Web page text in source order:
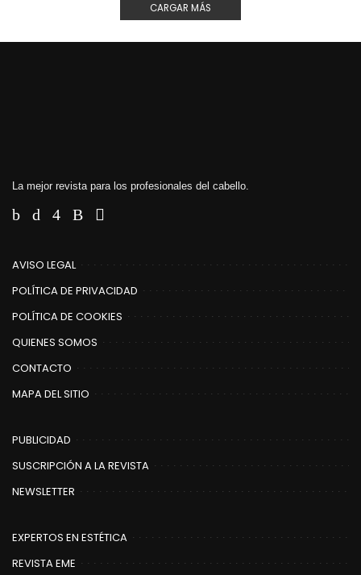
CARGAR MÁS
La mejor revista para los profesionales del cabello.
AVISO LEGAL
POLÍTICA DE PRIVACIDAD
POLÍTICA DE COOKIES
QUIENES SOMOS
CONTACTO
MAPA DEL SITIO
PUBLICIDAD
SUSCRIPCIÓN A LA REVISTA
NEWSLETTER
EXPERTOS EN ESTÉTICA
REVISTA EME